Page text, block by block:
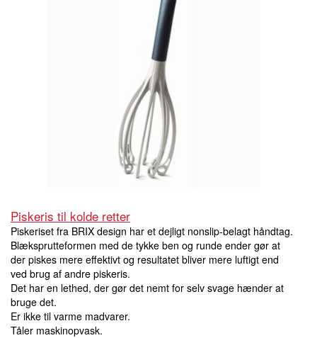
Piskeris til kolde retter
Piskeriset fra BRIX design har et dejligt nonslip-belagt håndtag.
Blæksprutteformen med de tykke ben og runde ender gør at
der piskes mere effektivt og resultatet bliver mere luftigt end
ved brug af andre piskeris.
Det har en lethed, der gør det nemt for selv svage hænder at
bruge det.
Er ikke til varme madvarer.
Tåler maskinopvask.